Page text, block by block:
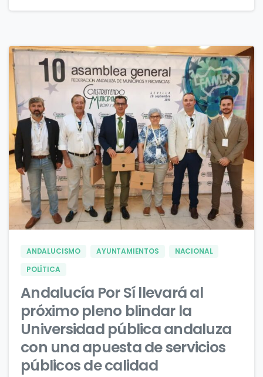
0 0
ANDALUCISMO AYUNTAMIENTOS
NACIONAL
POLÍTICA
Andalucía Por Sí llevará al
próximo pleno blindar la
Universidad pública andaluza
con una apuesta de servicios
públicos de calidad